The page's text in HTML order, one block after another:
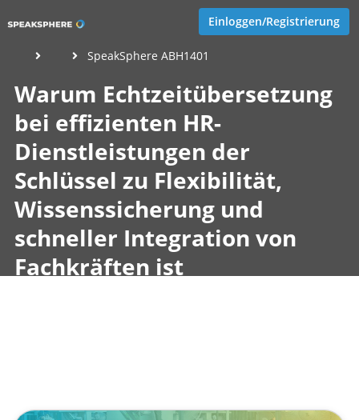
Einloggen/Registrierung
SpeakSphere ABH1401
Warum Echtzeitübersetzung
bei effizienten HR-
Dienstleistungen der
Schlüssel zu Flexibilität,
Wissenssicherung und
schneller Integration von
Fachkräften ist